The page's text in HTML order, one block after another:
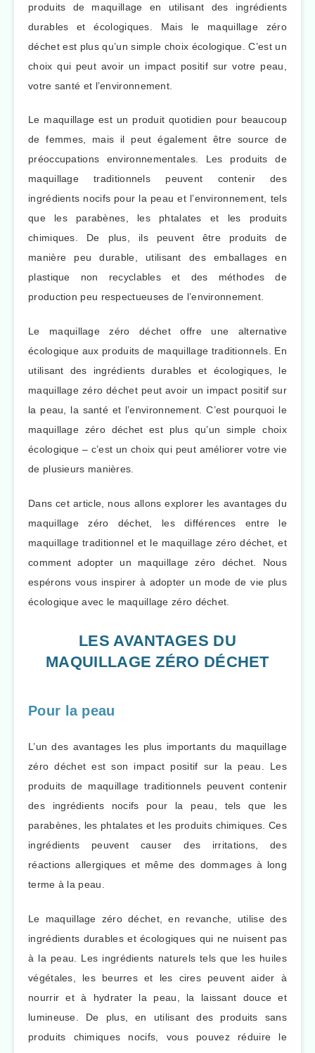
produits de maquillage en utilisant des ingrédients
durables et écologiques. Mais le maquillage zéro
déchet est plus qu’un simple choix écologique. C’est un
choix qui peut avoir un impact positif sur votre peau,
votre santé et l’environnement.
Le maquillage est un produit quotidien pour beaucoup
de femmes, mais il peut également être source de
préoccupations environnementales. Les produits de
maquillage traditionnels peuvent contenir des
ingrédients nocifs pour la peau et l’environnement, tels
que les parabènes, les phtalates et les produits
chimiques. De plus, ils peuvent être produits de
manière peu durable, utilisant des emballages en
plastique non recyclables et des méthodes de
production peu respectueuses de l’environnement.
Le maquillage zéro déchet offre une alternative
écologique aux produits de maquillage traditionnels. En
utilisant des ingrédients durables et écologiques, le
maquillage zéro déchet peut avoir un impact positif sur
la peau, la santé et l’environnement. C’est pourquoi le
maquillage zéro déchet est plus qu’un simple choix
écologique – c’est un choix qui peut améliorer votre vie
de plusieurs manières.
Dans cet article, nous allons explorer les avantages du
maquillage zéro déchet, les différences entre le
maquillage traditionnel et le maquillage zéro déchet, et
comment adopter un maquillage zéro déchet. Nous
espérons vous inspirer à adopter un mode de vie plus
écologique avec le maquillage zéro déchet.
LES AVANTAGES DU
MAQUILLAGE ZÉRO DÉCHET
Pour la peau
L’un des avantages les plus importants du maquillage
zéro déchet est son impact positif sur la peau. Les
produits de maquillage traditionnels peuvent contenir
des ingrédients nocifs pour la peau, tels que les
parabènes, les phtalates et les produits chimiques. Ces
ingrédients peuvent causer des irritations, des
réactions allergiques et même des dommages à long
terme à la peau.
Le maquillage zéro déchet, en revanche, utilise des
ingrédients durables et écologiques qui ne nuisent pas
à la peau. Les ingrédients naturels tels que les huiles
végétales, les beurres et les cires peuvent aider à
nourrir et à hydrater la peau, la laissant douce et
lumineuse. De plus, en utilisant des produits sans
produits chimiques nocifs, vous pouvez réduire le